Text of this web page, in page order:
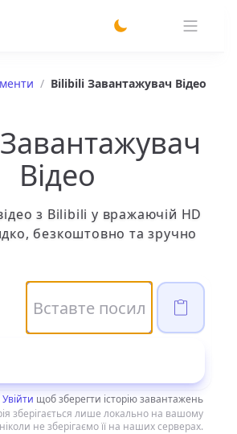
/ Bilibili Завантажувач Відео
Відео
з Bilibili у вражаючій HD
безкоштовно та зручно
Увійти щоб зберегти історію завантажень
зберігається лише локально на вашому
не зберігаємо її на наших серверах.